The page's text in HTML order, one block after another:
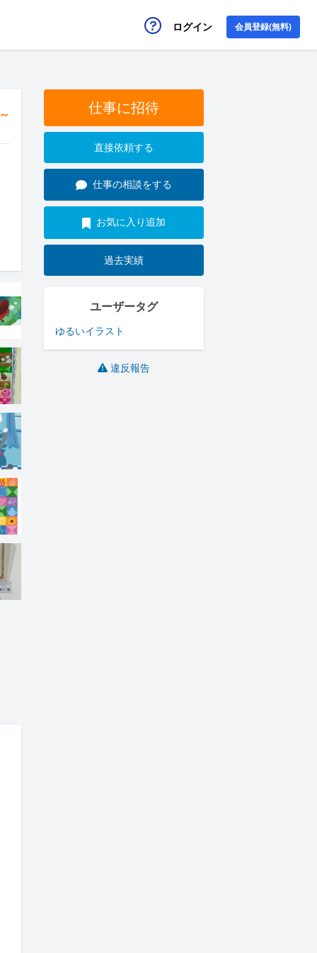
ログイン 会員登録(無料)
仕事に招待
直接依頼する
仕事の相談をする
お気に入り追加
過去実績
ユーザータグ
ゆるいイラスト
違反報告